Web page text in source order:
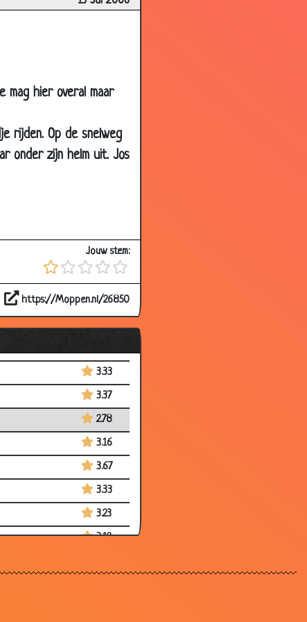
mag hier overal maar
rijden. Op de snelweg
onder zijn helm uit. Jos
Jouw stem:
https://Moppen.nl/26850
3.48
3.03
3.07
3.18
3.29
3.38
3.33
3.37
2.78
3.16
3.67
3.33
3.23
3.12